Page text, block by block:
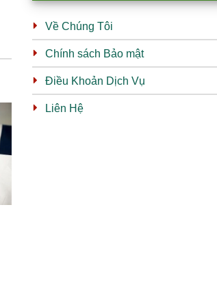
Về Chúng Tôi
Chính sách Bảo mật
Điều Khoản Dịch Vụ
Liên Hệ